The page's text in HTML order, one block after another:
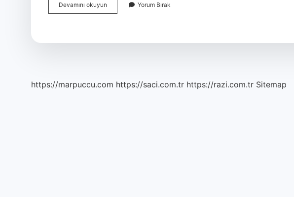
Devamını okuyun Türkiyede
Gaziantep
Yorum Bırak
https://marpuccu.com https://saci.com.tr https://razi.com.tr Sitemap